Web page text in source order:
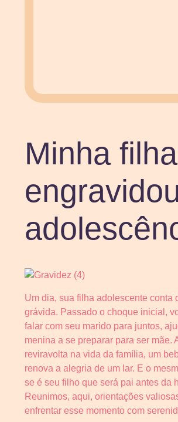
Minha filha
Um dia, sua filha adolescente conta
grávida. Passado o choque inicial,
falar com seu marido para juntos,
menina a se preparar para ser mãe.
reviravolta na vida da família, um
renova a alegria de um lar. E o
se é seu filho que será pai antes da
Reunimos, aqui, orientações
enfrentar esse momento com